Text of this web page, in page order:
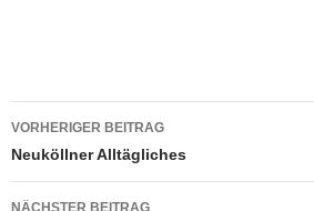
Beitragsnavigation
VORHERIGER BEITRAG
Neuköllner Alltägliches
NÄCHSTER BEITRAG